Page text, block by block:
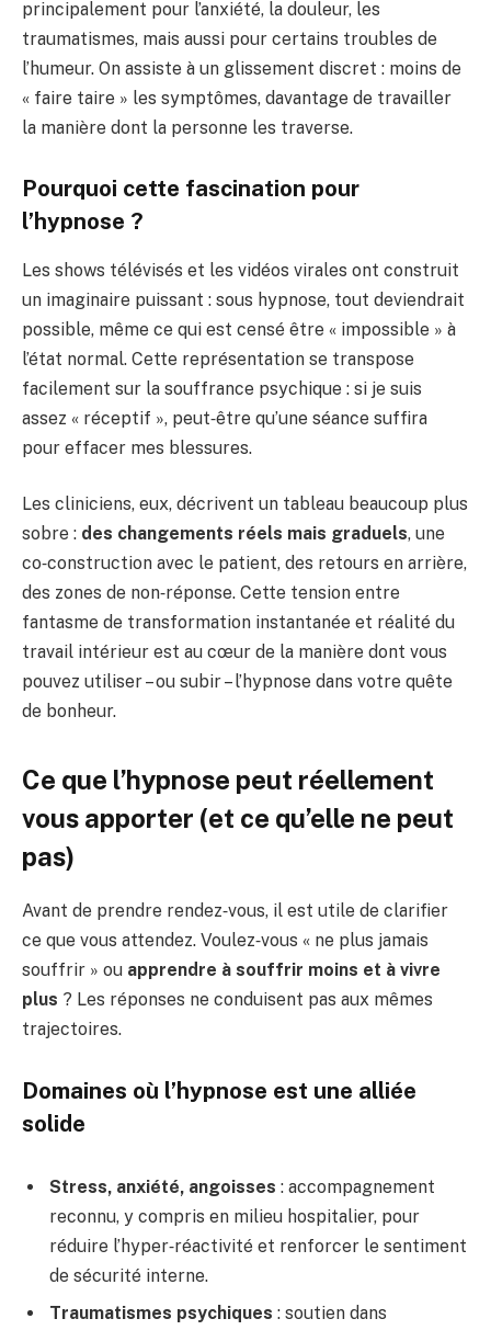
principalement pour l’anxiété, la douleur, les
traumatismes, mais aussi pour certains troubles de
l’humeur. On assiste à un glissement discret : moins de
« faire taire » les symptômes, davantage de travailler
la manière dont la personne les traverse.
Pourquoi cette fascination pour
l’hypnose ?
Les shows télévisés et les vidéos virales ont construit
un imaginaire puissant : sous hypnose, tout deviendrait
possible, même ce qui est censé être « impossible » à
l’état normal. Cette représentation se transpose
facilement sur la souffrance psychique : si je suis
assez « réceptif », peut‑être qu’une séance suffira
pour effacer mes blessures.
Les cliniciens, eux, décrivent un tableau beaucoup plus
sobre : des changements réels mais graduels, une
co‑construction avec le patient, des retours en arrière,
des zones de non‑réponse. Cette tension entre
fantasme de transformation instantanée et réalité du
travail intérieur est au cœur de la manière dont vous
pouvez utiliser – ou subir – l’hypnose dans votre quête
de bonheur.
Ce que l’hypnose peut réellement
vous apporter (et ce qu’elle ne peut
pas)
Avant de prendre rendez‑vous, il est utile de clarifier
ce que vous attendez. Voulez‑vous « ne plus jamais
souffrir » ou apprendre à souffrir moins et à vivre
plus ? Les réponses ne conduisent pas aux mêmes
trajectoires.
Domaines où l’hypnose est une alliée
solide
Stress, anxiété, angoisses : accompagnement
reconnu, y compris en milieu hospitalier, pour
réduire l’hyper‑réactivité et renforcer le sentiment
de sécurité interne.
Traumatismes psychiques : soutien dans